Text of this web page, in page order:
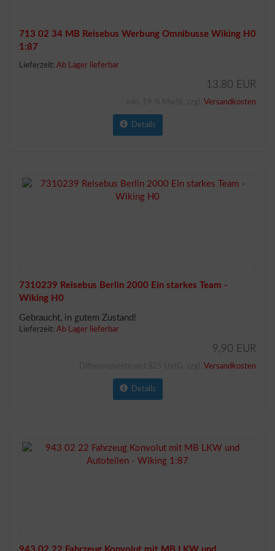
713 02 34 MB Reisebus Werbung Omnibusse Wiking H0
1:87
Lieferzeit: Ab Lager lieferbar
13,80 EUR
Versandkosten
Details
7310239 Reisebus Berlin 2000 Ein starkes Team -
Wiking H0
Gebraucht, in gutem Zustand!
Lieferzeit: Ab Lager lieferbar
9,90 EUR
Versandkosten
Details